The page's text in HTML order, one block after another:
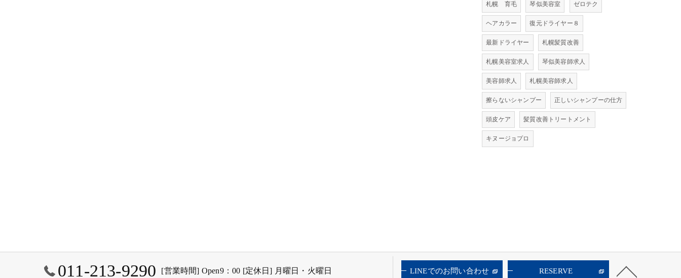
札幌 育毛 琴似美容室 ゼロテク
ヘアカラー 復元ドライヤー８
最新ドライヤー 札幌髪質改善
札幌美容室求人 琴似美容師求人
美容師求人 札幌美容師求人
擦らないシャンプー 正しいシャンプーの仕方
頭皮ケア 髪質改善トリートメント
キヌージョプロ
011-213-9290 [営業時間] Open9：00 [定休日] 月曜日・火曜日 LINEでのお問い合わせ RESERVE